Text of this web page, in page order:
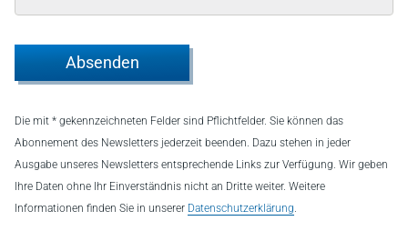
Absenden
Die mit * gekennzeichneten Felder sind Pflichtfelder. Sie können das
Abonnement des Newsletters jederzeit beenden. Dazu stehen in jeder
Ausgabe unseres Newsletters entsprechende Links zur Verfügung. Wir geben
Ihre Daten ohne Ihr Einverständnis nicht an Dritte weiter. Weitere
Informationen finden Sie in unserer Datenschutzerklärung.